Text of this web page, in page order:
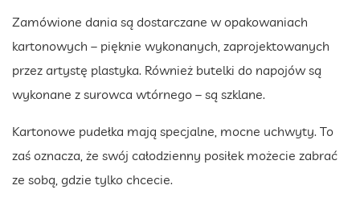
Zamówione dania są dostarczane w opakowaniach
kartonowych – pięknie wykonanych, zaprojektowanych
przez artystę plastyka. Również butelki do napojów są
wykonane z surowca wtórnego – są szklane.
Kartonowe pudełka mają specjalne, mocne uchwyty. To
zaś oznacza, że swój całodzienny posiłek możecie zabrać
ze sobą, gdzie tylko chcecie.